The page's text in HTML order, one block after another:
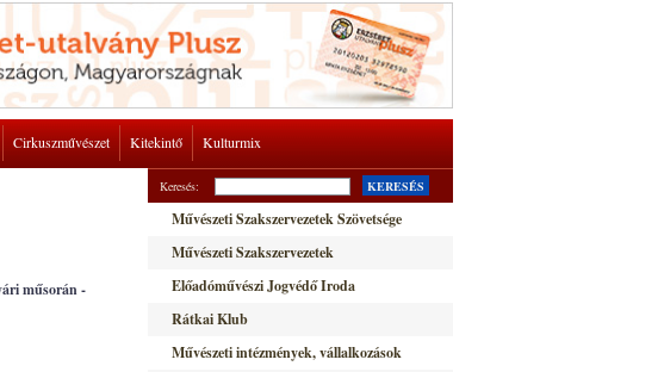
Cirkuszművészet Kitekintő Kulturmix
műsorán -
Keresés: KERESÉS
Művészeti Szakszervezetek Szövetsége
Művészeti Szakszervezetek
Előadóművészi Jogvédő Iroda
Rátkai Klub
Művészeti intézmények, vállalkozások